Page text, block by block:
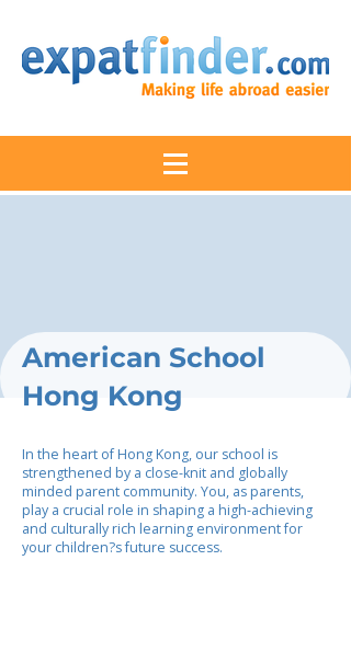
American School
Hong Kong
In the heart of Hong Kong, our school is
strengthened by a close-knit and globally
minded parent community. You, as parents,
play a crucial role in shaping a high-achieving
and culturally rich learning environment for
your children?s future success.